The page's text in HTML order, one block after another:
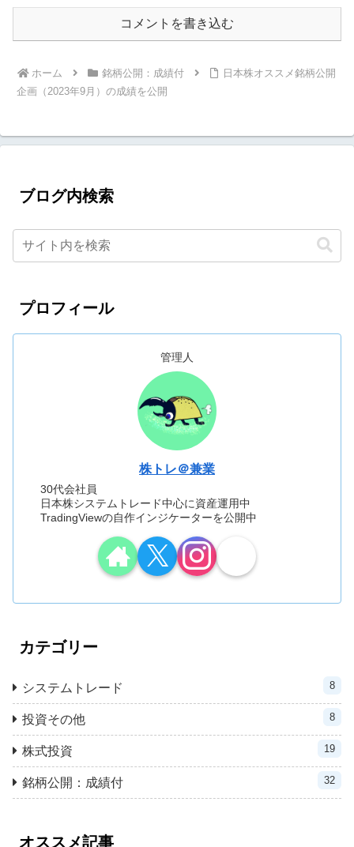
コメントを書き込む
ホーム 銘柄公開：成績付
日本株オススメ銘柄公開
企画（2023年9月）の成績を公開
ブログ内検索
プロフィール
管理人
株トレ＠兼業
30代会社員
日本株システムトレード中心に資産運用中
TradingViewの自作インジケーターを公開中
カテゴリー
システムトレード 8
投資その他 8
株式投資 19
銘柄公開：成績付 32
オススメ記事